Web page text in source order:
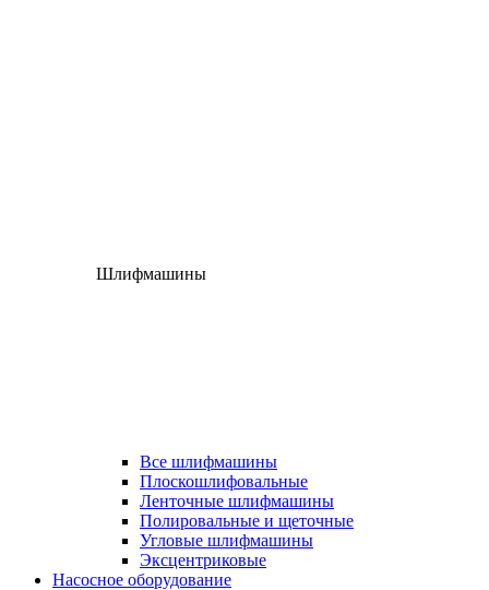
Шлифмашины
Все шлифмашины
Плоскошлифовальные
Ленточные шлифмашины
Полировальные и щеточные
Угловые шлифмашины
Эксцентриковые
Насосное оборудование